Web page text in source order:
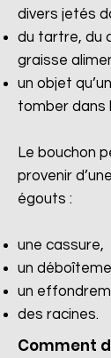
divers jetés
du tartre, du
graisse
un objet
tomber dans
Le bouchon
provenir
égouts :
une cassure,
un
un
des racines.​
Comment